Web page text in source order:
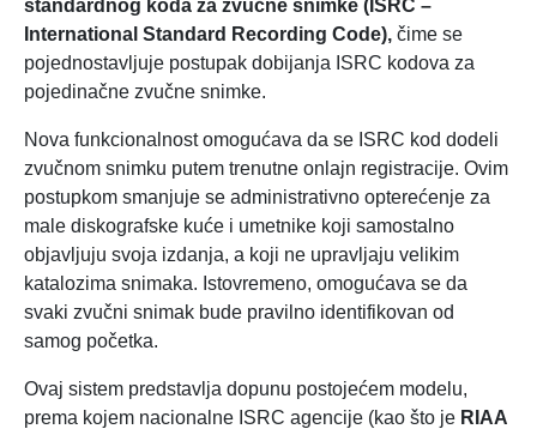
standardnog koda za zvučne snimke (ISRC –
International Standard Recording Code), čime se
pojednostavljuje postupak dobijanja ISRC kodova za
pojedinačne zvučne snimke.
Nova funkcionalnost omogućava da se ISRC kod dodeli
zvučnom snimku putem trenutne onlajn registracije. Ovim
postupkom smanjuje se administrativno opterećenje za
male diskografske kuće i umetnike koji samostalno
objavljuju svoja izdanja, a koji ne upravljaju velikim
katalozima snimaka. Istovremeno, omogućava se da
svaki zvučni snimak bude pravilno identifikovan od
samog početka.
Ovaj sistem predstavlja dopunu postojećem modelu,
prema kojem nacionalne ISRC agencije (kao što je RIAA